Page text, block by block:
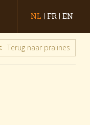
NL FR EN
Terug naar pralines